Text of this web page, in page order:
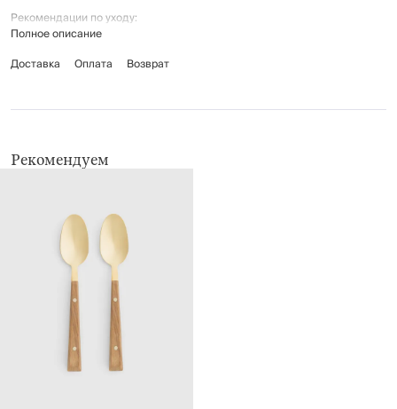
Рекомендации по уходу:
мыть вручную с применением мягких моющих средств во
не использовать для ухода абразивные чистящие средства и
нельзя мыть в посудомоечной машине
Полное описание
Доставка
Оплата Возврат
Рекомендуем